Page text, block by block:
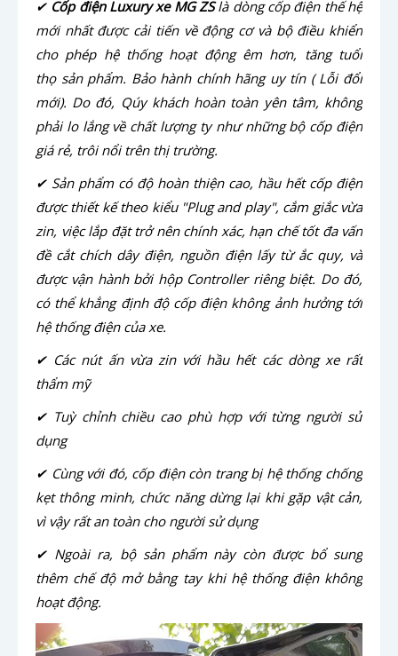
✔ Cốp điện Luxury xe MG ZSlà dòng cốp điện thế hệ
mới nhất được cải tiến về động cơ và bộ điều khiển
cho phép hệ thống hoạt động êm hơn, tăng tuổi
thọ sản phẩm. Bảo hành chính hãng uy tín ( Lỗi đổi
mới). Do đó, Qúy khách hoàn toàn yên tâm, không
phải lo lắng về chất lượng ty như những bộ cốp điện
giá rẻ, trôi nổi trên thị trường.
✔ Sản phẩm có độ hoàn thiện cao, hầu hết cốp điện
được thiết kế theo kiểu "Plug and play", cắm giắc vừa
zin, việc lắp đặt trở nên chính xác, hạn chế tốt đa vấn
đề cắt chích dây điện, nguồn điện lấy từ ắc quy, và
được vận hành bởi hộp Controller riêng biệt. Do đó,
có thể khẳng định độ cốp điện không ảnh hưởng tới
hệ thống điện của xe.
✔ Các nút ấn vừa zin với hầu hết các dòng xe rất
thẩm mỹ
✔ Tuỳ chỉnh chiều cao phù hợp với từng người sử
dụng
✔ Cùng với đó, cốp điện còn trang bị hệ thống chống
kẹt thông minh, chức năng dừng lại khi gặp vật cản,
vì vậy rất an toàn cho người sử dụng
✔ Ngoài ra, bộ sản phẩm này còn được bổ sung
thêm chế độ mở bằng tay khi hệ thống điện không
hoạt động.